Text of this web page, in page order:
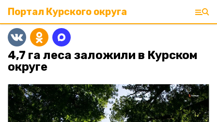
Портал Курского округа
4,7 га леса заложили в Курском
округе